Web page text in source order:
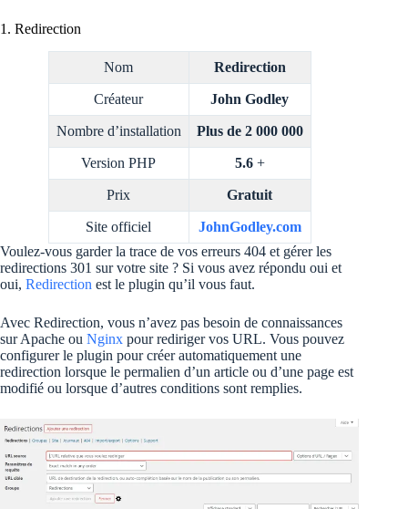
1. Redirection
Nom Redirection
Créateur John Godley
Nombre d’installation Plus de 2 000 000
Version PHP 5.6+
Prix Gratuit
Site officiel
JohnGodley.com
Voulez-vous garder la trace de vos erreurs 404 et gérer les
redirections 301 sur votre site ? Si vous avez répondu oui et
oui, Redirection est le plugin qu’il vous faut.
Avec Redirection, vous n’avez pas besoin de connaissances
sur Apache ou Nginx pour rediriger vos URL. Vous pouvez
configurer le plugin pour créer automatiquement une
redirection lorsque le permalien d’un article ou d’une page est
modifié ou lorsque d’autres conditions sont remplies.